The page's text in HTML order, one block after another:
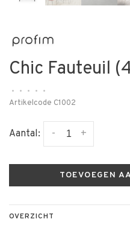
Chic Fauteuil
• • • •
•
Artikelcode C1002
Aantal: +
-
TOEVOEGEN
OVERZICHT